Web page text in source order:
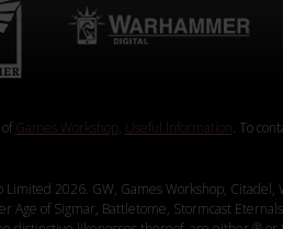
Games Workshop. Useful Information. To
2026. GW, Games Workshop,
Age of Sigmar, Battletome, Stormcast